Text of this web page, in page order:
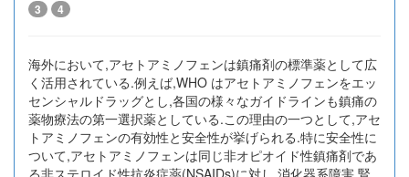
3 4
海外において,アセトアミノフェンは鎮痛剤の標準薬として広
く活用されている.例えば,WHO はアセトアミノフェンをエッ
センシャルドラッグとし,各国の様々なガイドラインも鎮痛の
薬物療法の第一選択薬としている.この理由の一つとして,アセ
トアミノフェンの有効性と安全性が挙げられる.特に安全性に
ついて,アセトアミノフェンは同じ非オピオイド性鎮痛剤であ
る非ステロイド性抗炎症薬(NSAIDs)に対し,消化器系障害,腎